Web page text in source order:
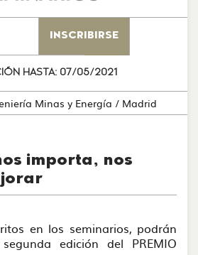
INSCRIBIRSE
HASTA: 07/05/2021
Minas y Energía / Madrid
importa, nos
en los seminarios, podrán
edición del PREMIO